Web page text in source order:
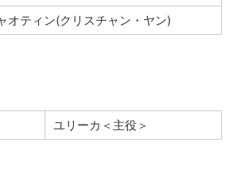
オティン(クリスチャン・ヤン)
ユリーカ＜主役＞